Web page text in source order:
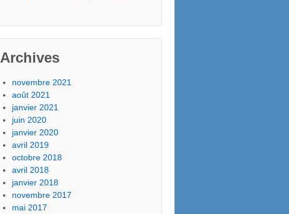
Archives
novembre 2021
août 2021
janvier 2021
juin 2020
janvier 2020
avril 2019
octobre 2018
avril 2018
janvier 2018
novembre 2017
mai 2017